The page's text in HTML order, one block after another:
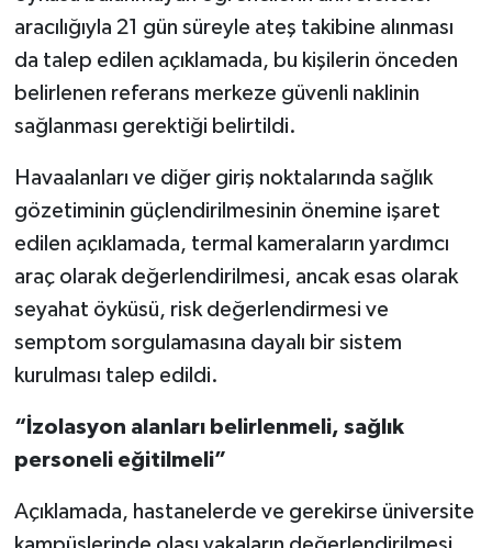
aracılığıyla 21 gün süreyle ateş takibine alınması
da talep edilen açıklamada, bu kişilerin önceden
belirlenen referans merkeze güvenli naklinin
sağlanması gerektiği belirtildi.
Havaalanları ve diğer giriş noktalarında sağlık
gözetiminin güçlendirilmesinin önemine işaret
edilen açıklamada, termal kameraların yardımcı
araç olarak değerlendirilmesi, ancak esas olarak
seyahat öyküsü, risk değerlendirmesi ve
semptom sorgulamasına dayalı bir sistem
kurulması talep edildi.
“İzolasyon alanları belirlenmeli, sağlık
personeli eğitilmeli”
Açıklamada, hastanelerde ve gerekirse üniversite